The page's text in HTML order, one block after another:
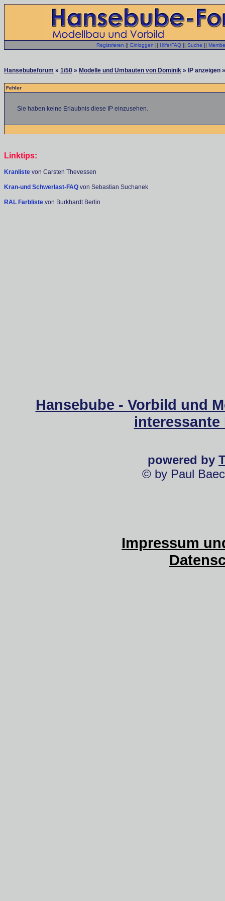
Registrieren || Einloggen || Hilfe/FAQ || Suche ||
Hansebubeforum » 1/50 » Modelle und Umbauten von Dominik » IP anzeigen
Fehler
Sie haben keine Erlaubnis diese IP einzusehen.
Linktips:
Kranliste von Carsten Thevessen
Kran-und Schwerlast-FAQ von Sebastian Suchanek
RAL Farbliste von Burkhardt Berlin
Hansebube - Vorbild und
powered by
© by Paul
Impressum